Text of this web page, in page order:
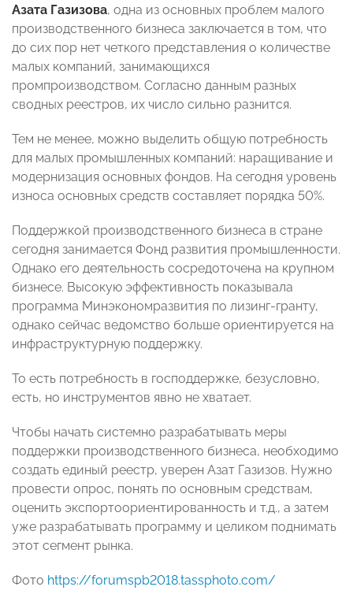
Азата Газизова, одна из основных проблем малого
производственного бизнеса заключается в том, что
до сих пор нет четкого представления о количестве
малых компаний, занимающихся
промпроизводством. Согласно данным разных
сводных реестров, их число сильно разнится.
Тем не менее, можно выделить общую потребность
для малых промышленных компаний: наращивание и
модернизация основных фондов. На сегодня уровень
износа основных средств составляет порядка 50%.
Поддержкой производственного бизнеса в стране
сегодня занимается Фонд развития промышленности.
Однако его деятельность сосредоточена на крупном
бизнесе. Высокую эффективность показывала
программа Минэкономразвития по лизинг-гранту,
однако сейчас ведомство больше ориентируется на
инфраструктурную поддержку.
То есть потребность в господдержке, безусловно,
есть, но инструментов явно не хватает.
Чтобы начать системно разрабатывать меры
поддержки производственного бизнеса, необходимо
создать единый реестр, уверен Азат Газизов. Нужно
провести опрос, понять по основным средствам,
оценить экспортоориентированность и т.д., а затем
уже разрабатывать программу и целиком поднимать
этот сегмент рынка.
Фото https://forumspb2018.tassphoto.com/